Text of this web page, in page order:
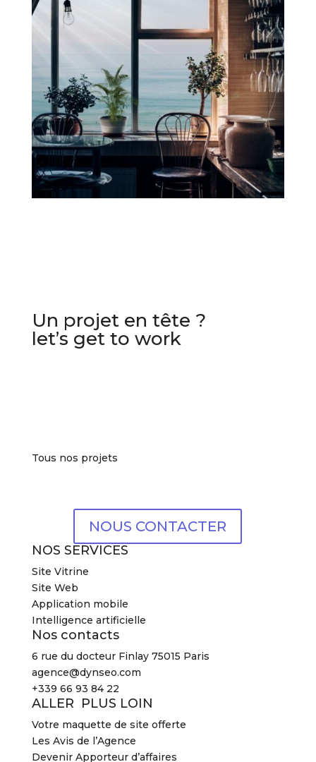
Un projet en tête ?
let’s get to work
Tous nos projets
NOUS CONTACTER
NOS SERVICES
Site Vitrine
Site Web
Application mobile
Intelligence artificielle
Nos contacts
6 rue du docteur Finlay 75015 Paris
agence@dynseo.com
+339 66 93 84 22
ALLER PLUS LOIN
Votre maquette de site offerte
Les Avis de l’Agence
Devenir Apporteur d’affaires